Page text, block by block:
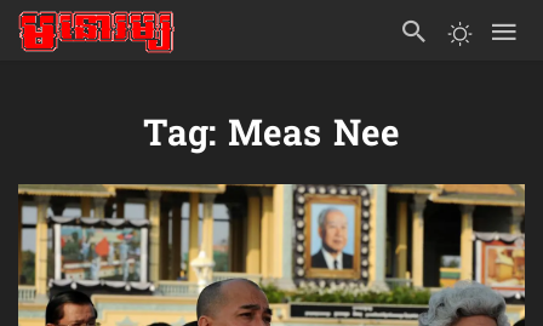
Tag: Meas Nee